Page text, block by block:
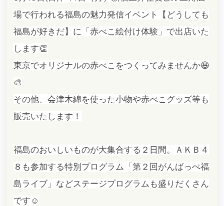
場で行われる福島の魅力発信イベント【どうしても
福島が好きだ】に「赤べこ絵付け体験」で出店いた
します👏
東京でオリジナルの赤べこをつくってみませんか😆
🎨
その他、会津木綿を使った小物や赤べこグッズ等も
販売いたします！
福島のおいしいものが大集合する２日間。ＡＫＢ４
８も参加する特別プログラム「第２回がんばっぺ福
島ライブ」などステージプログラムも盛りだくさん
です☺️